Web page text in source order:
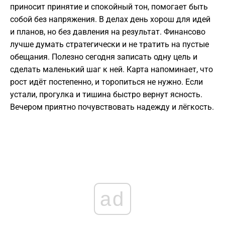
приносит принятие и спокойный тон, помогает быть
собой без напряжения. В делах день хорош для идей
и планов, но без давления на результат. Финансово
лучше думать стратегически и не тратить на пустые
обещания. Полезно сегодня записать одну цель и
сделать маленький шаг к ней. Карта напоминает, что
рост идёт постепенно, и торопиться не нужно. Если
устали, прогулка и тишина быстро вернут ясность.
Вечером приятно почувствовать надежду и лёгкость.
ad